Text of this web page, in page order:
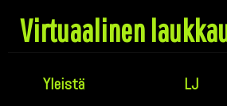
Virtuaalinen
Yleistä LJ